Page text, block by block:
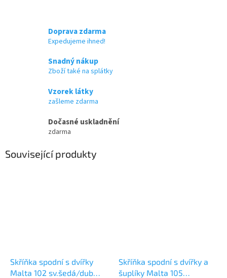
Doprava zdarma
Expedujeme ihned!
Snadný nákup
Zboží také na splátky
Vzorek látky
zašleme zdarma
Dočasné uskladnění
zdarma
Související produkty
Skříňka spodní s dvířky
Malta 102 sv.šedá/dub
Skříňka spodní s dvířky a
šuplíky Malta 105